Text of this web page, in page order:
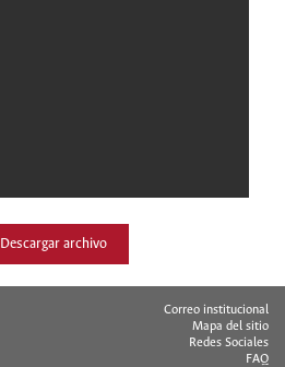
Descargar archivo
Correo institucional
Mapa del sitio
Redes Sociales
FAQ